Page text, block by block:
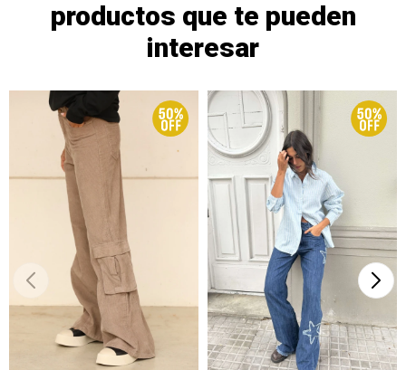
productos que te pueden
interesar